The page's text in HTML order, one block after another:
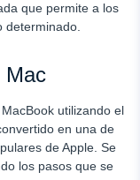
que permite a los
determinado.
Mac
utilizando el
en una de
de Apple. Se
los pasos que se